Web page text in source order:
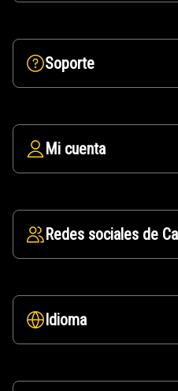
Soporte
Mi cuenta
Redes sociales de
Idioma